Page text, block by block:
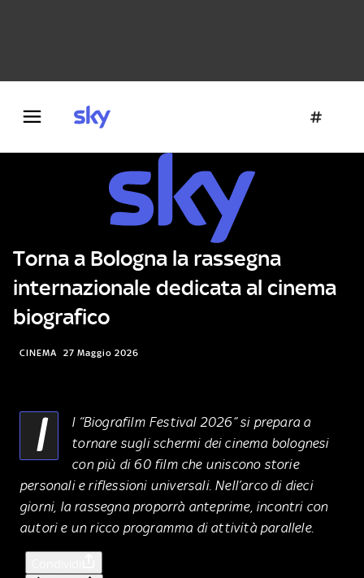
Torna a Bologna la rassegna
internazionale dedicata al cinema
biografico
CINEMA 27 Maggio 2026
I
l “Biografilm Festival 2026” si prepara a
tornare sugli schermi dei cinema bolognesi
con più di 60 film che uniscono storie
personali e riflessioni universali. Nell’arco di dieci
giorni, la rassegna proporrà anteprime, incontri con
autori e un ricco programma di attività parallele.